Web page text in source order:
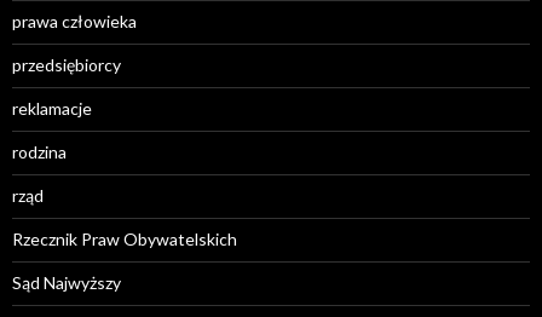
prawa człowieka
przedsiębiorcy
reklamacje
rodzina
rząd
Rzecznik Praw Obywatelskich
Sąd Najwyższy